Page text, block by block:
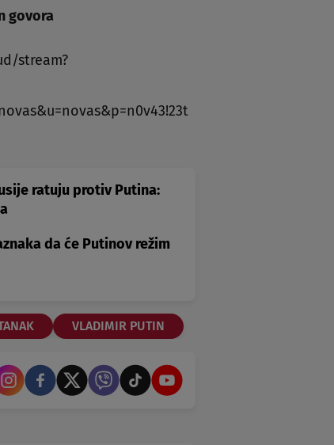
govora
stream?
ratuju protiv Putina:
da će Putinov režim
VLADIMIR PUTIN